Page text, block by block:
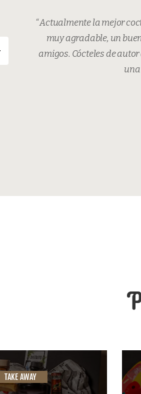
“ Actualmente la mejor
muy agradable, un
amigos. Cócteles de
TAKE AWAY